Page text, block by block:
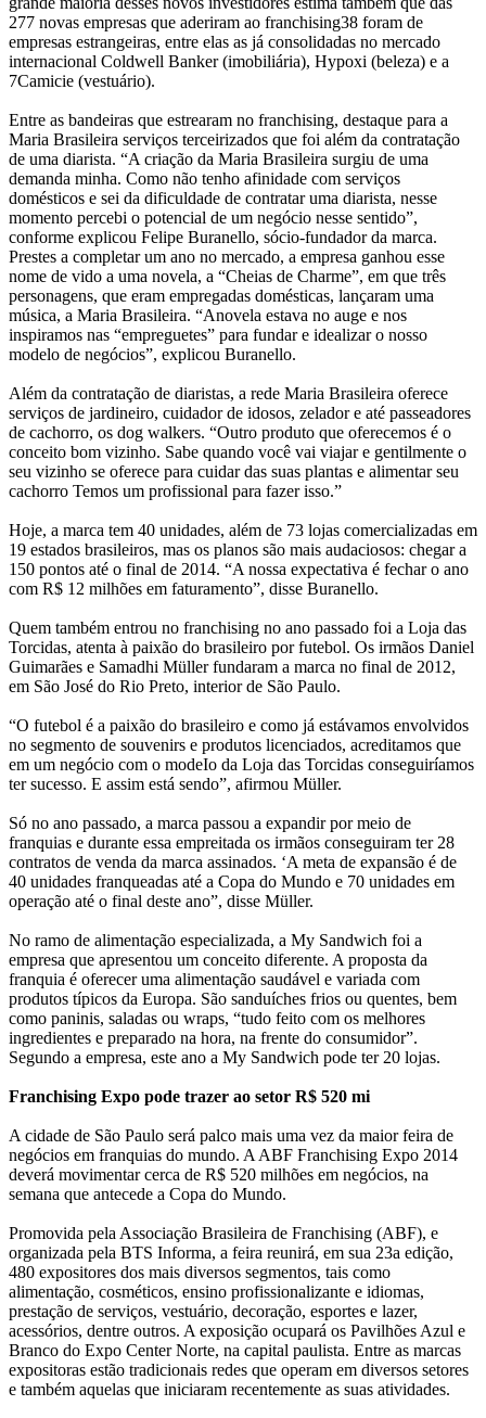
277 novas empresas que aderiram ao franchising38 foram de
empresas estrangeiras, entre elas as já consolidadas no mercado
internacional Coldwell Banker (imobiliária), Hypoxi (beleza) e a
7Camicie (vestuário).
Entre as bandeiras que estrearam no franchising, destaque para a
Maria Brasileira serviços terceirizados que foi além da contratação
de uma diarista. “A criação da Maria Brasileira surgiu de uma
demanda minha. Como não tenho afinidade com serviços
domésticos e sei da dificuldade de contratar uma diarista, nesse
momento percebi o potencial de um negócio nesse sentido”,
conforme explicou Felipe Buranello, sócio-fundador da marca.
Prestes a completar um ano no mercado, a empresa ganhou esse
nome de vido a uma novela, a “Cheias de Charme”, em que três
personagens, que eram empregadas domésticas, lançaram uma
música, a Maria Brasileira. “Anovela estava no auge e nos
inspiramos nas “empreguetes” para fundar e idealizar o nosso
modelo de negócios”, explicou Buranello.
Além da contratação de diaristas, a rede Maria Brasileira oferece
serviços de jardineiro, cuidador de idosos, zelador e até passeadores
de cachorro, os dog walkers. “Outro produto que oferecemos é o
conceito bom vizinho. Sabe quando você vai viajar e gentilmente o
seu vizinho se oferece para cuidar das suas plantas e alimentar seu
cachorro Temos um profissional para fazer isso.”
Hoje, a marca tem 40 unidades, além de 73 lojas comercializadas em
19 estados brasileiros, mas os planos são mais audaciosos: chegar a
150 pontos até o final de 2014. “A nossa expectativa é fechar o ano
com R$ 12 milhões em faturamento”, disse Buranello.
Quem também entrou no franchising no ano passado foi a Loja das
Torcidas, atenta à paixão do brasileiro por futebol. Os irmãos Daniel
Guimarães e Samadhi Müller fundaram a marca no final de 2012,
em São José do Rio Preto, interior de São Paulo.
“O futebol é a paixão do brasileiro e como já estávamos envolvidos
no segmento de souvenirs e produtos licenciados, acreditamos que
em um negócio com o modeIo da Loja das Torcidas conseguiríamos
ter sucesso. E assim está sendo”, afirmou Müller.
Só no ano passado, a marca passou a expandir por meio de
franquias e durante essa empreitada os irmãos conseguiram ter 28
contratos de venda da marca assinados. ‘A meta de expansão é de
40 unidades franqueadas até a Copa do Mundo e 70 unidades em
operação até o final deste ano”, disse Müller.
No ramo de alimentação especializada, a My Sandwich foi a
empresa que apresentou um conceito diferente. A proposta da
franquia é oferecer uma alimentação saudável e variada com
produtos típicos da Europa. São sanduíches frios ou quentes, bem
como paninis, saladas ou wraps, “tudo feito com os melhores
ingredientes e preparado na hora, na frente do consumidor”.
Segundo a empresa, este ano a My Sandwich pode ter 20 lojas.
Franchising Expo pode trazer ao setor R$ 520 mi
A cidade de São Paulo será palco mais uma vez da maior feira de
negócios em franquias do mundo. A ABF Franchising Expo 2014
deverá movimentar cerca de R$ 520 milhões em negócios, na
semana que antecede a Copa do Mundo.
Promovida pela Associação Brasileira de Franchising (ABF), e
organizada pela BTS Informa, a feira reunirá, em sua 23a edição,
480 expositores dos mais diversos segmentos, tais como
alimentação, cosméticos, ensino profissionalizante e idiomas,
prestação de serviços, vestuário, decoração, esportes e lazer,
acessórios, dentre outros. A exposição ocupará os Pavilhões Azul e
Branco do Expo Center Norte, na capital paulista. Entre as marcas
expositoras estão tradicionais redes que operam em diversos setores
e também aquelas que iniciaram recentemente as suas atividades.